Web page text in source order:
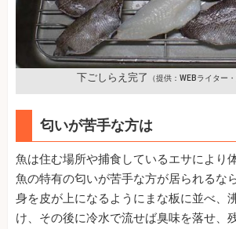
下ごしらえ完了 （提供：WEBライター・
匂いが苦手な方は
魚は住む場所や捕食しているエサにより
魚の特有の匂いが苦手な方が居られるな
身を皮が上になるようにまな板に並べ、
け、その後に冷水で流せば臭味を落せ、